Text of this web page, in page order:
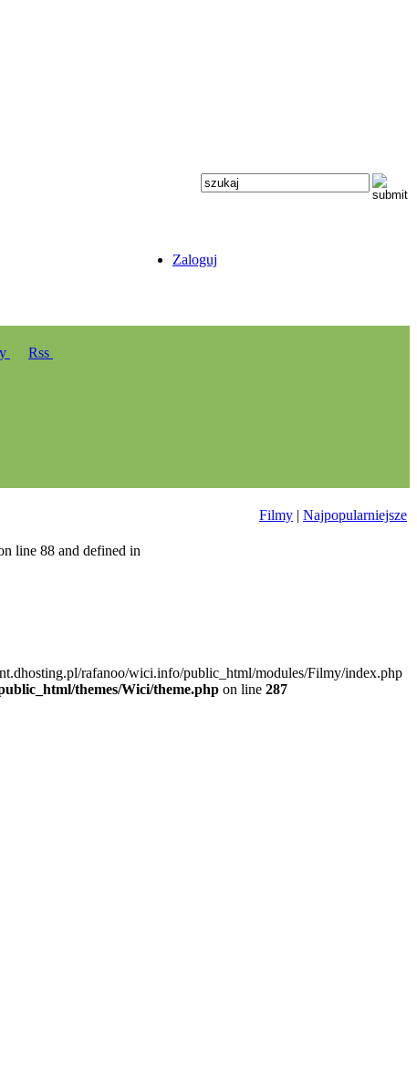
Zaloguj
Rss
Filmy | Najpopularniejsze
line 88 and defined in
rafanoo/wici.info/public_html/modules/Filmy/index.php
themes/Wici/theme.php on line 287